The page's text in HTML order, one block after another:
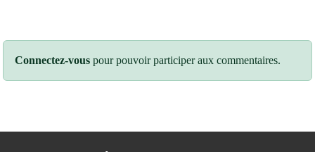
Connectez-vous pour pouvoir participer aux commentaires.